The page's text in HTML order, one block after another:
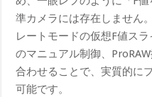
準カメラには存在しません
レートモードの仮想F値ス
のマニュアル制御、
合わせることで、実質的に
可能です。